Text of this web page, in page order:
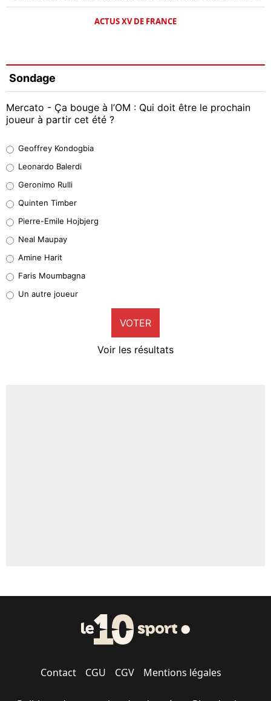
ACTUS XV DE FRANCE
Sondage
Mercato - Ça bouge à l’OM : Qui doit être le prochain
joueur à partir cet été ?
38%
32%
5%
1%
9%
Geoffrey Kondogbia
Leonardo Balerdi
Geronimo Rulli
Quinten Timber
Pierre-Emile Hojbjerg
Neal Maupay
Amine Harit
Faris Moumbagna
Un autre joueur
VOTER
Voir les résultats
Contact CGU CGV Mentions légales